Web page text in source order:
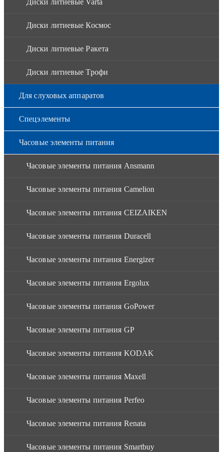
Диски литиевые Varta
Диски литиевые Космос
Диски литиевые Ракета
Диски литиевые Трофи
Для слуховых аппаратов
Спецэлементы
Часовые элементы питания
Часовые элементы питания Ansmann
Часовые элементы питания Camelion
Часовые элементы питания CEIZAIKEN
Часовые элементы питания Duracell
Часовые элементы питания Energizer
Часовые элементы питания Ergolux
Часовые элементы питания GoPower
Часовые элементы питания GP
Часовые элементы питания KODAK
Часовые элементы питания Maxell
Часовые элементы питания Perfeo
Часовые элементы питания Renata
Часовые элементы питания Smartbuy